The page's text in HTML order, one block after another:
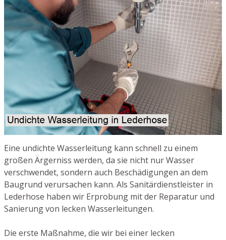
Eine undichte Wasserleitung kann schnell zu einem
großen Ärgerniss werden, da sie nicht nur Wasser
verschwendet, sondern auch Beschädigungen an dem
Baugrund verursachen kann. Als Sanitärdienstleister in
Lederhose haben wir Erprobung mit der Reparatur und
Sanierung von lecken Wasserleitungen.
Die erste Maßnahme, die wir bei einer lecken